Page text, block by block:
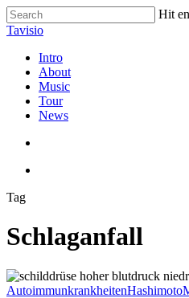
Skip
to
content
Hit
Close
Tavisio
search
Menu
Intro
About
Music
Tour
News
Tag
Schlaganfall
Ursachen
und
AutoimmunkrankheitenHashimoto